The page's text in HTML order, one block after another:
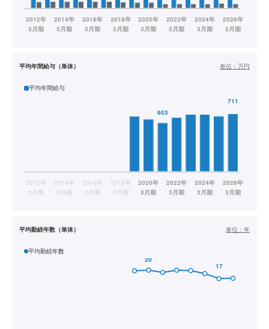
平均年間給与（単体） 単位： 万円
平均年間給与
平均勤続年数（単体） 単位： 年
平均勤続年数